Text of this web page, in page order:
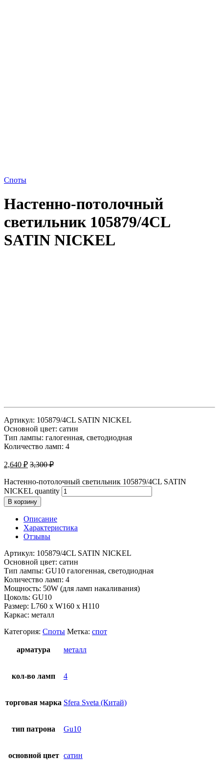
Споты
Настенно-потолочный
светильник 105879/4CL
SATIN NICKEL
Артикул: 105879/4CL SATIN NICKEL
Основной цвет: сатин
Тип лампы: галогенная, светодиодная
Количество ламп: 4
2,640 ₽ 3,300₽
Настенно-потолочный светильник 105879/4CL SATIN
NICKEL quantity
В корзину
Описание
Характеристика
Отзывы
Артикул: 105879/4CL SATIN NICKEL
Основной цвет: сатин
Тип лампы: GU10 галогенная, светодиодная
Количество ламп: 4
Мощность: 50W (для ламп накаливания)
Цоколь: GU10
Размер: L760 x W160 x H110
Каркас: металл
Категория: Споты Метка: спот
арматура металл
кол-во ламп 4
торговая марка Sfera Sveta (Китай)
тип патрона Gu10
основной цвет сатин